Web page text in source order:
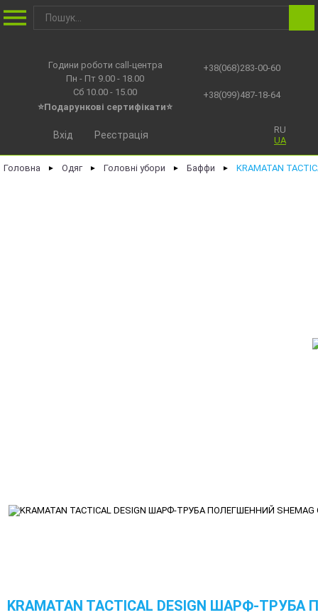
Години роботи call-центра
Пн - Пт 9.00 - 18.00
Сб 10.00 - 15.00
⭐Подарункові сертифікати⭐
+38(068)283-00-60
+38(099)487-18-64
RU
UA
Вхід Реєстрація
Головна ► Одяг ► Головні убори ► Баффи ► KRAMATAN
KRAMATAN TACTICAL DESIGN ШАРФ-ТРУБА